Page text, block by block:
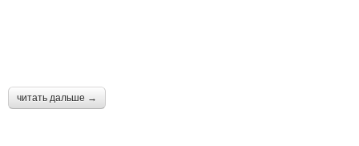
читать дальше →